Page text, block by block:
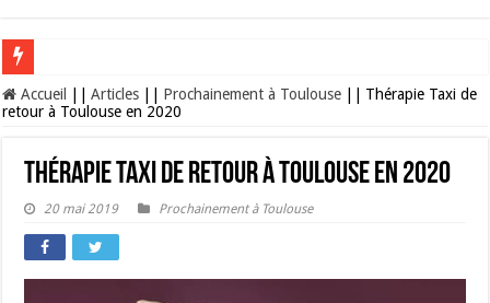
Les Nocturnes de la Cité de l’espace 2026 : l’événement incontournable de
Accueil Articles Prochainement à Toulouse
Thérapie Taxi de
retour à Toulouse en 2020
Thérapie Taxi de retour à Toulouse en 2020
20 mai 2019 Prochainement à Toulouse